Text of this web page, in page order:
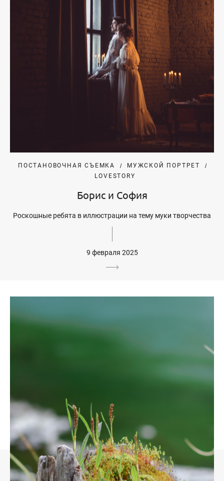
ПОСТАНОВОЧНАЯ СЪЕМКА
МУЖСКОЙ ПОРТРЕТ
LOVESTORY
Борис и София
Роскошные ребята в иллюстрации на тему муки творчества
9 февраля 2025